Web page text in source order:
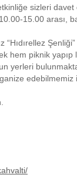
sizleri davet
15.00 arası,
“Hıdırellez
hem piknik
yerleri
edebilmemiz